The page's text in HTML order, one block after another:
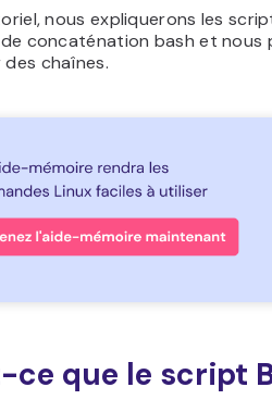
nous expliquerons les
concaténation bash et nous
chaînes.
ce que le script